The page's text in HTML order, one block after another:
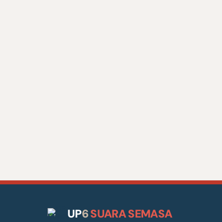
UP6SUARA SEMASA